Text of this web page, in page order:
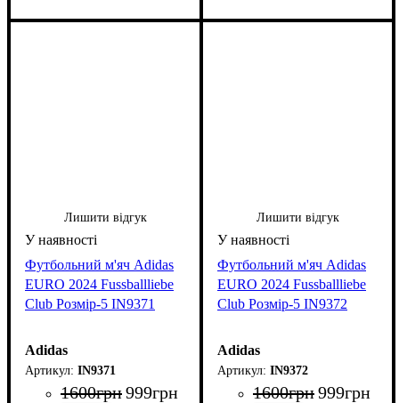
Лишити відгук
Футбольний м'яч Adidas
EURO 2024 Fussballliebe
Club Розмір-5 IN9371
Adidas
IN9371
1600грн999грн
Лишити відгук
Футбольний м'яч Adidas
EURO 2024 Fussballliebe
Club Розмір-5 IN9372
Adidas
IN9372
1600грн999грн